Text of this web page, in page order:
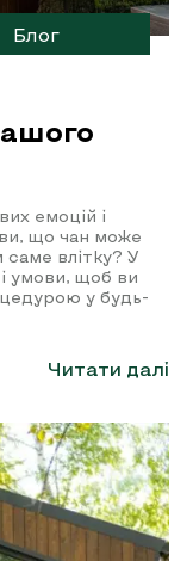
Блог
емоцій і
ви, що чан може
влітку? У
умови, щоб ви
у будь-
Читати далі